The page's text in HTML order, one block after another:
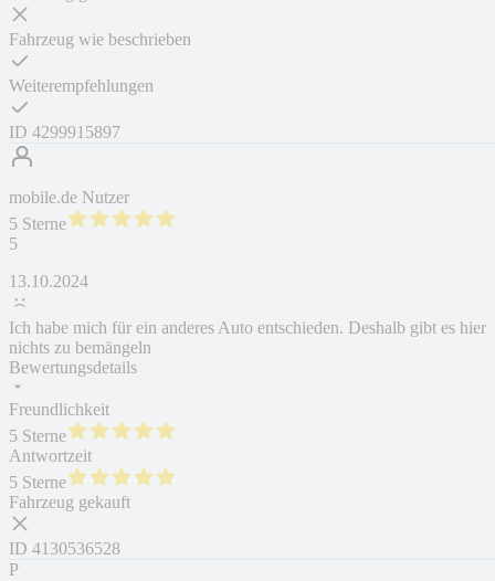
Fahrzeug wie beschrieben
Weiterempfehlungen
ID 4299915897
mobile.de Nutzer
5 Sterne
5
13.10.2024
Ich habe mich für ein anderes Auto entschieden. Deshalb gibt es hier
nichts zu bemängeln
Bewertungsdetails
Freundlichkeit
5 Sterne
Antwortzeit
5 Sterne
Fahrzeug gekauft
ID 4130536528
P